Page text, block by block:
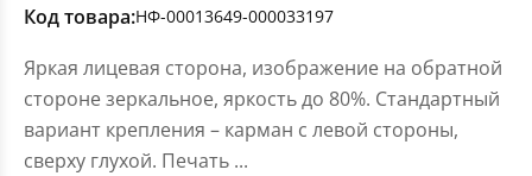
Код товара:НФ-00013649-000033197
Яркая лицевая сторона, изображение на обратной
стороне зеркальное, яркость до 80%. Стандартный
вариант крепления – карман с левой стороны,
сверху глухой. Печать ...